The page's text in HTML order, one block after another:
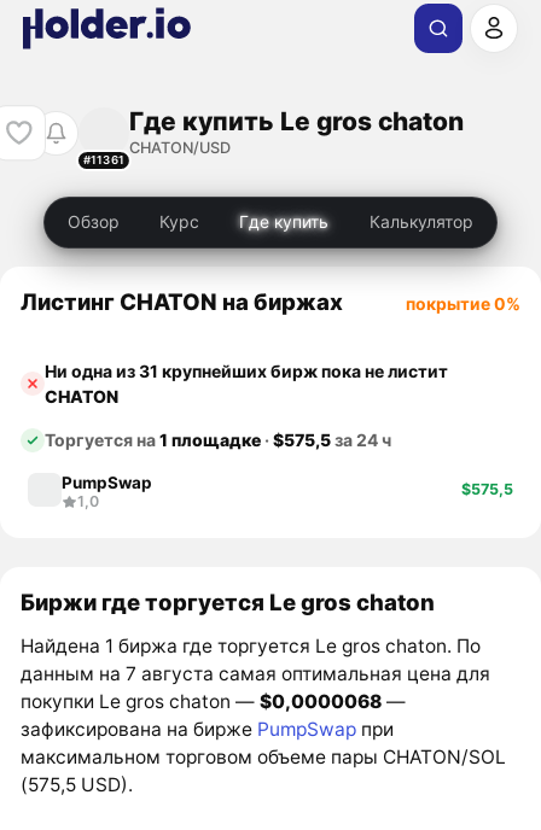
#11361
Где купить Le gros chaton
CHATON/USD
Обзор Курс Где купить Калькулятор
Листинг CHATON на биржах покрытие 0%
Ни одна из 31 крупнейших бирж пока не листит
CHATON
Торгуется на1 площадке ·$575,5за 24 ч
PumpSwap
1,0
$575,5
Биржи где торгуется Le gros chaton
Найдена 1 биржа где торгуется Le gros chaton. По
данным на 7 августа самая оптимальная цена для
покупки Le gros chaton —$0,0000068 —
зафиксирована на бирже PumpSwap при
максимальном торговом объеме пары CHATON/SOL
(575,5 USD).